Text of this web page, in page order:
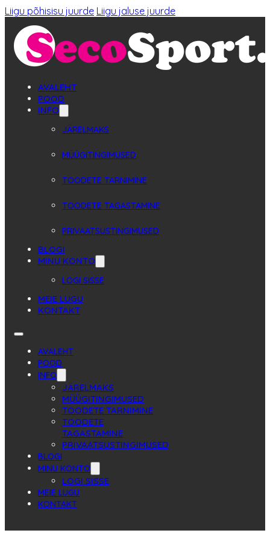
Liigu põhisisu juurde Liigu jaluse juurde
AVALEHT
POOD
INFO
JÄRELMAKS
MÜÜGITINGIMUSED
TOODETE TARNIMINE
TOODETE TAGASTAMINE
PRIVAATSUSTINGIMUSED
BLOGI
MINU KONTO
LOGI SISSE
MEIE LUGU
KONTAKT
AVALEHT
POOD
INFO
JÄRELMAKS
MÜÜGITINGIMUSED
TOODETE TARNIMINE
TOODETE
TAGASTAMINE
PRIVAATSUSTINGIMUSED
BLOGI
MINU KONTO
LOGI SISSE
MEIE LUGU
KONTAKT